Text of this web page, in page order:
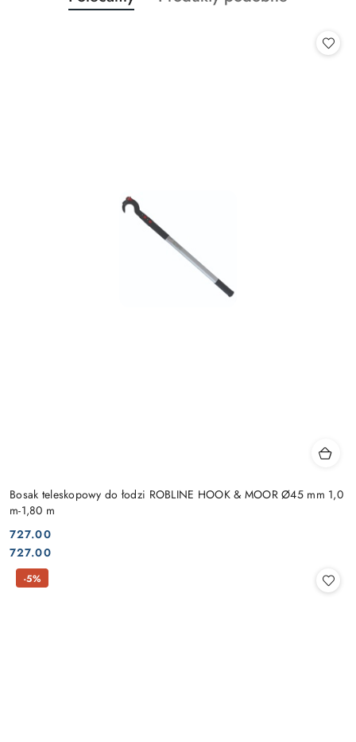
o
Bosak teleskopowy do łodzi ROBLINE HOOK & MOOR Ø45 mm 1,0
m-1,80 m
Cena:
727.00
Cena:
727.00
-5%